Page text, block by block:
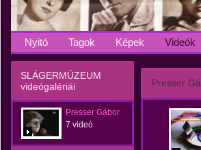
Nyitó Tagok Képek Videók
SLÁGERMÚZEUM
videógalériái
Presser Gábor
7 videó
Presser